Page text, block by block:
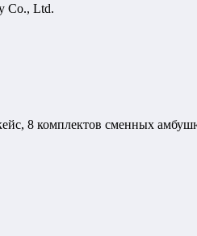
Co., Ltd.
8 комплектов сменных